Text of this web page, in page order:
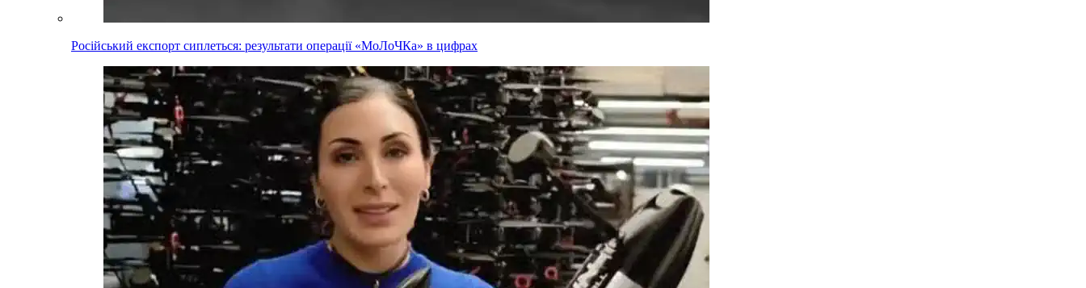
Російський експорт сиплеться: результати операції «МоЛоЧКа» в цифрах